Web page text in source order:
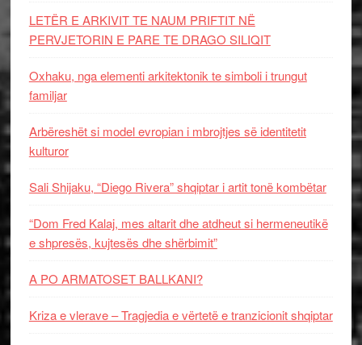
LETËR E ARKIVIT TE NAUM PRIFTIT NË
PERVJETORIN E PARE TE DRAGO SILIQIT
Oxhaku, nga elementi arkitektonik te simboli i trungut
familjar
Arbëreshët si model evropian i mbrojtjes së identitetit
kulturor
Sali Shijaku, “Diego Rivera” shqiptar i artit tonë kombëtar
“Dom Fred Kalaj, mes altarit dhe atdheut si hermeneutikë
e shpresës, kujtesës dhe shërbimit”
A PO ARMATOSET BALLKANI?
Kriza e vlerave – Tragjedia e vërtetë e tranzicionit shqiptar